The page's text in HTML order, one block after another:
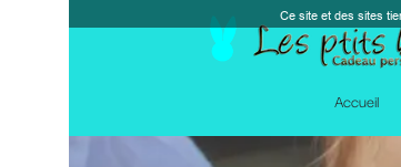
SOLDES
Ce site et des sites tiers qu'il utilise collectent des cookies pour les